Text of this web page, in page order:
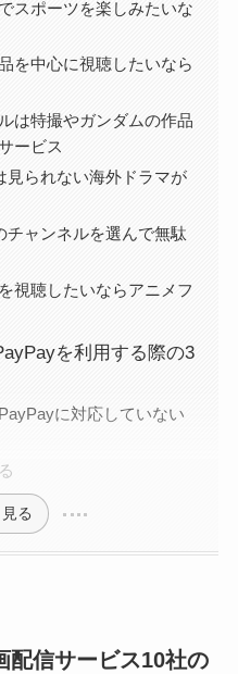
スポーツを楽しみたいな
を中心に視聴したいなら
は特撮やガンダムの作品
ービス
見られない海外ドラマが
チャンネルを選んで無駄
視聴したいならアニメフ
を利用する際の3
に対応していない
る
配信サービス10社の